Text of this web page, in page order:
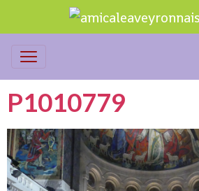
P1010779